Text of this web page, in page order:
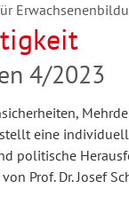
4/2023
eine
politische
Prof. Dr. Josef